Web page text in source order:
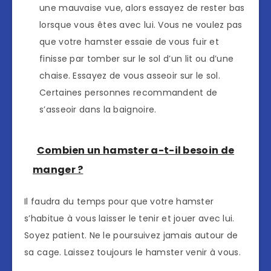
une mauvaise vue, alors essayez de rester bas
lorsque vous êtes avec lui. Vous ne voulez pas
que votre hamster essaie de vous fuir et
finisse par tomber sur le sol d’un lit ou d’une
chaise. Essayez de vous asseoir sur le sol.
Certaines personnes recommandent de
s’asseoir dans la baignoire.
Combien un hamster a-t-il besoin de
manger ?
Il faudra du temps pour que votre hamster
s’habitue à vous laisser le tenir et jouer avec lui.
Soyez patient. Ne le poursuivez jamais autour de
sa cage. Laissez toujours le hamster venir à vous.